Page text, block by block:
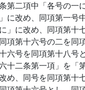
第二項中「各号の一
に改め、同項第一号
」に改め、同項第十
項第十六号の二を同
六号を同項第十八号
十二条第一項」を「
め、同号を同項第十